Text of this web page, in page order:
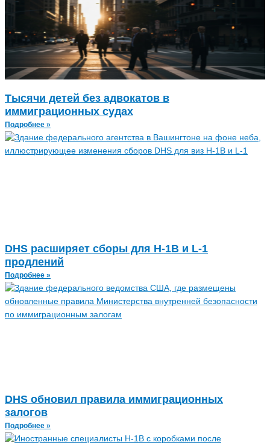
Тысячи детей без адвокатов в
иммиграционных судах
Подробнее »
DHS расширяет сборы для H-1B и L-1
продлений
Подробнее »
DHS обновил правила иммиграционных
залогов
Подробнее »